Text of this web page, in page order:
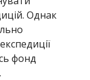
Однак
фонд